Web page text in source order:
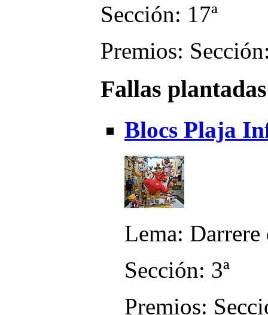
Sección: 17ª
Premios:
Fallas
Blocs Plaja
Lema: Darrere
Sección: 3ª
Premios: